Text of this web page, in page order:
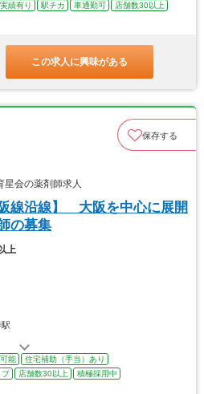
績有り 駅チカ 車通勤可
店舗数30以上
この求人に興味がある
保存する
会の薬剤師求人
線沿線】 大阪を中心に展開
の募集
上
能
住宅補助（手当）あり
プ 店舗数30以上
積極採用中